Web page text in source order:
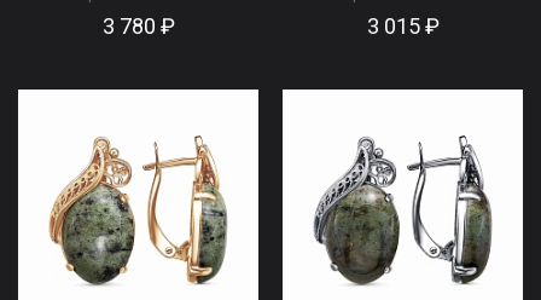
3 780 ₽ 3 015 ₽